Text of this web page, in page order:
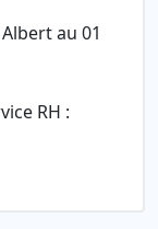
au 01
RH :